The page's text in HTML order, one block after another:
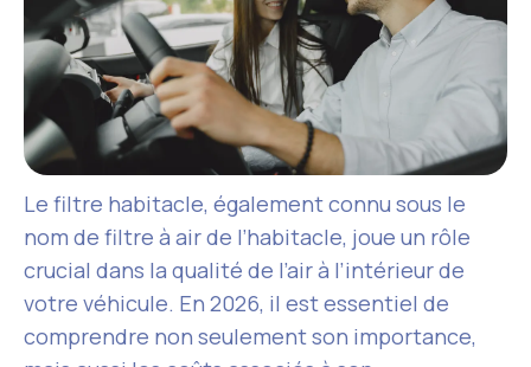
Le filtre habitacle, également connu sous le
nom de filtre à air de l’habitacle, joue un rôle
crucial dans la qualité de l’air à l’intérieur de
votre véhicule. En 2026, il est essentiel de
comprendre non seulement son importance,